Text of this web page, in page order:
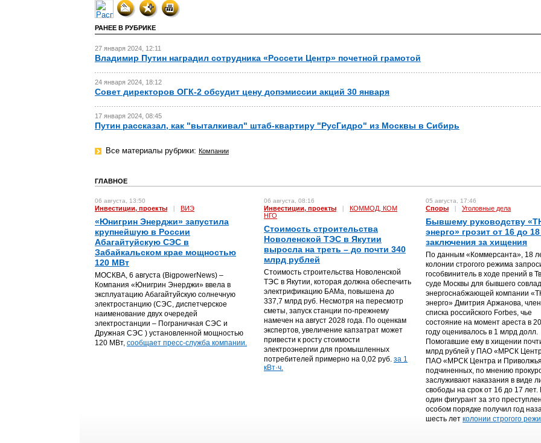
РАНЕЕ В РУБРИКЕ
27 января 2024, 12:11
Владимир Путин наградил сотрудника «Россети Центр» почетной грамотой
24 января 2024, 18:12
Совет директоров ОГК-2 обсудит цену допэмиссии акций 30 января
17 января 2024, 08:45
Путин рассказал, как "выталкивал" штаб-квартиру "РусГидро" из Москвы в Сибирь
Все материалы рубрики: Компании
ГЛАВНОЕ
06 августа, 13:50
Инвестиции, проекты | ВИЭ
«Юнигрин Энерджи» запустила
крупнейшую в России
Абагайтуйскую СЭС в
Забайкальском крае мощностью
120 МВт
МОСКВА, 6 августа (BigpowerNews) –
Компания «Юнигрин Энерджи» ввела в
эксплуатацию Абагайтуйскую солнечную
электростанцию (СЭС, диспетчерское
наименование двух очередей
электростанции – Пограничная СЭС и
Дружная СЭС ) установленной мощностью
120 МВт, сообщает пресс-служба компании.
06 августа, 08:16
Инвестиции, проекты |
КОММОД, КОМ
НГО
Стоимость строительства
Новоленской ТЭС в Якутии
выросла на треть – до почти 340
млрд рублей
Стоимость строительства Новоленской
ТЭС в Якутии, которая должна обеспечить
электрификацию БАМа, повышена до
337,7 млрд руб. Несмотря на пересмотр
сметы, запуск станции по-прежнему
намечен на август 2028 года. По оценкам
экспертов, увеличение капзатрат может
привести к росту стоимости
электроэнергии для промышленных
потребителей примерно на 0,02 руб. за 1
кВт·ч.
05 августа, 17:46
Споры | Уголовные дела
Бывшему руководству
энерго» грозит от 16 до
заключения за хищения
По данным «Коммерсанта», 18
колонии строгого режима
гособвинитель в ходе прений в
суде Москвы для бывшего
энергоснабжающей компании
энерго» Дмитрия Аржанова,
списка российского Forbes, чье
состояние на момент ареста в
году оценивалось в 1 млрд долл.
Помогавшие ему в хищении
млрд рублей у ПАО «МРСК
ПАО «МРСК Центра и
подчиненных, по мнению
заслуживают наказания в виде
свободы на срок от 16 до 17
один фигурант за это
особом порядке получил год
шесть лет колонии строгого